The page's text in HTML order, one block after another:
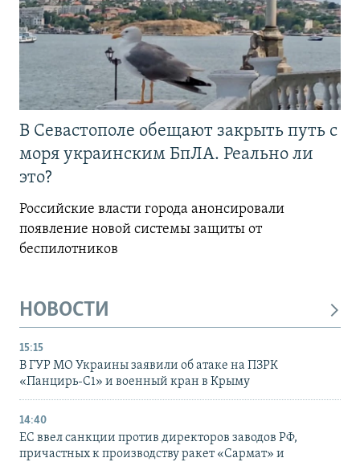
В Севастополе обещают закрыть путь с
моря украинским БпЛА. Реально ли
это?
Российские власти города анонсировали
появление новой системы защиты от
беспилотников
НОВОСТИ
15:15
В ГУР МО Украины заявили об атаке на ПЗРК
«Панцирь-С1» и военный кран в Крыму
14:40
ЕС ввел санкции против директоров заводов РФ,
причастных к производству ракет «Сармат» и